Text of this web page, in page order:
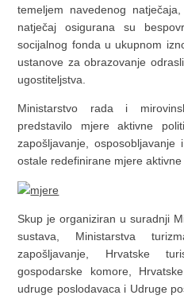
temeljem navedenog
natječaj osigurana su
socijalnog fonda u ukupnom
ustanove za obrazovanje
ugostiteljstva.
Ministarstvo rada i
predstavilo mjere aktivne
zapošljavanje,
ostale redefinirane mjere aktivne
Skup je organiziran u suradnji
sustava, Ministarstva
zapošljavanje, Hrvatske
gospodarske komore,
udruge poslodavaca i Udruge